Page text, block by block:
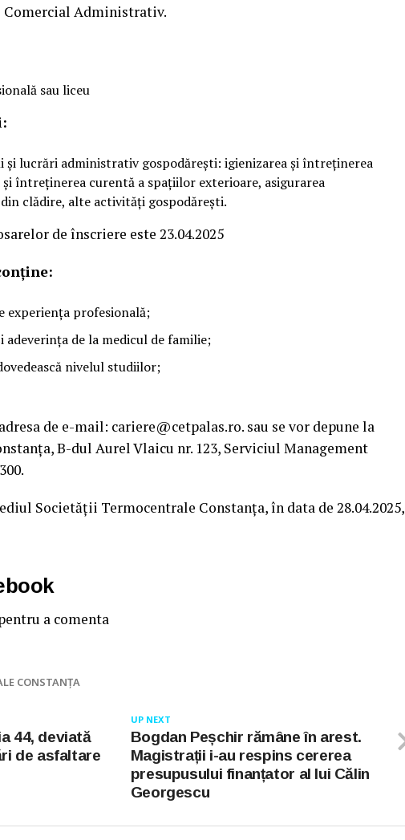
Administrativ.
sau liceu
și lucrări administrativ gospodărești: igienizarea și întreținerea
întreținerea curentă a spațiilor exterioare, asigurarea
clădire, alte activități gospodărești.
de înscriere este 23.04.2025
experiența profesională;
adeverința de la medicul de familie;
nivelul studiilor;
de e-mail: cariere@cetpalas.ro. sau se vor depune la
B-dul Aurel Vlaicu nr. 123, Serviciul Management
Societății Termocentrale Constanța, în data de 28.04.2025,
a comenta
CONSTANȚA
UP NEXT
Bogdan Peșchir rămâne în arest.
Magistrații i-au respins cererea
presupusului finanțator al lui Călin
Georgescu
44, deviată
de asfaltare